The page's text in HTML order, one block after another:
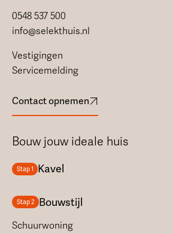
0548 537 500
info@selekthuis.nl
Vestigingen
Servicemelding
Contact opnemen
Bouw jouw ideale huis
Stap 1 Kavel
Stap 2 Bouwstijl
Schuurwoning